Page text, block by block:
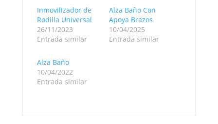
Inmovilizador de
Rodilla Universal
26/11/2023
Entrada similar
Alza Baño Con
Apoya Brazos
10/04/2025
Entrada similar
Alza Baño
10/04/2022
Entrada similar